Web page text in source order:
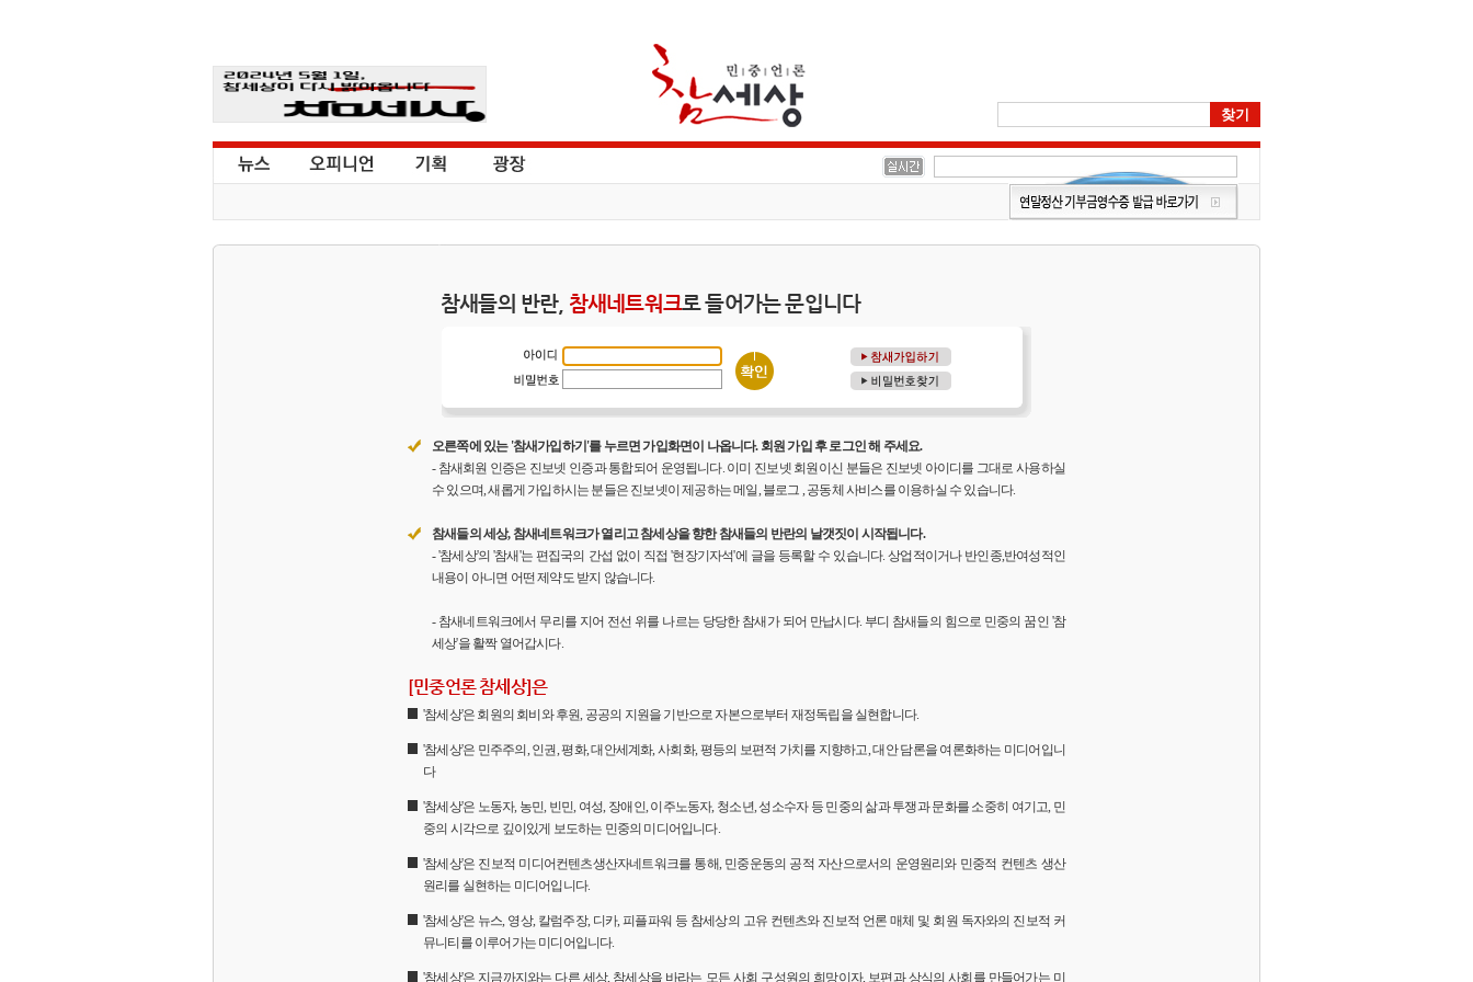
참새들의 반란, 참새네트워크로 들어가는 문입니다
오른쪽에 있는 '참새가입하기'를 누르면 가입화면이 나옵니다. 회원 가입 후 로그인 해 주세요.
- 참새회원 인증은 진보넷 인증과 통합되어 운영됩니다. 이미 진보넷 회원이신 분들은 진보넷 아이디를 그대로 사용하실
수 있으며, 새롭게 가입하시는 분들은 진보넷이 제공하는 메일, 블로그 , 공동체 사비스를 이용하실 수 있습니다.
참새들의 세상, 참새네트워크가 열리고 참세상을 향한 참새들의 반란의 날갯짓이 시작됩니다.
- '참세상'의 '참새'는 편집국의 간섭 없이 직접 '현장기자석'에 글을 등록할 수 있습니다. 상업적이거나 반인종,반여성적인
내용이 아니면 어떤 제약도 받지 않습니다.
- 참새네트워크에서 무리를 지어 전선 위를 나르는 당당한 참새가 되어 만납시다. 부디 참새들의 힘으로 민중의 꿈인 '참
세상'을 활짝 열어갑시다.
[민중언론 참세상]은
'참세상'은 회원의 회비와 후원, 공공의 지원을 기반으로 자본으로부터 재정독립을 실현합니다.
'참세상'은 민주주의, 인권, 평화, 대안세계화, 사회화, 평등의 보편적 가치를 지향하고, 대안 담론을 여론화하는 미디어입니
다
'참세상'은 노동자, 농민, 빈민, 여성, 장애인, 이주노동자, 청소년, 성소수자 등 민중의 삶과 투쟁과 문화를 소중히 여기고, 민
중의 시각으로 깊이있게 보도하는 민중의 미디어입니다.
'참세상'은 진보적 미디어컨텐츠생산자네트워크를 통해, 민중운동의 공적 자산으로서의 운영원리와 민중적 컨텐츠 생산
원리를 실현하는 미디어입니다.
'참세상'은 뉴스, 영상, 칼럼주장, 디카, 피플파워 등 참세상의 고유 컨텐츠와 진보적 언론 매체 및 회원 독자와의 진보적 커
뮤니티를 이루어가는 미디어입니다.
'참세상'은 지금까지와는 다른 세상, 참세상을 바라는 모든 사회 구성원의 희망이자, 보편과 상식의 사회를 만들어가는 미